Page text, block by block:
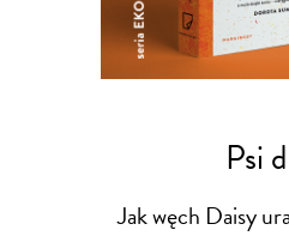
Psi
Jak węch Daisy